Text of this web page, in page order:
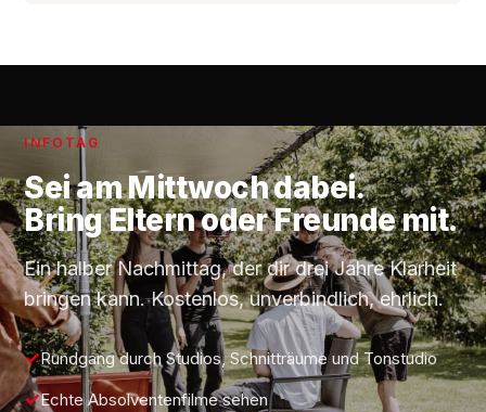
INFOTAG
Sei amMittwochdabei.
Bring Eltern oder Freunde mit.
Ein halber Nachmittag, der dir drei Jahre Klarheit
bringen kann. Kostenlos, unverbindlich, ehrlich.
Rundgang durch Studios, Schnitträume und Tonstudio
Echte Absolventenfilme sehen